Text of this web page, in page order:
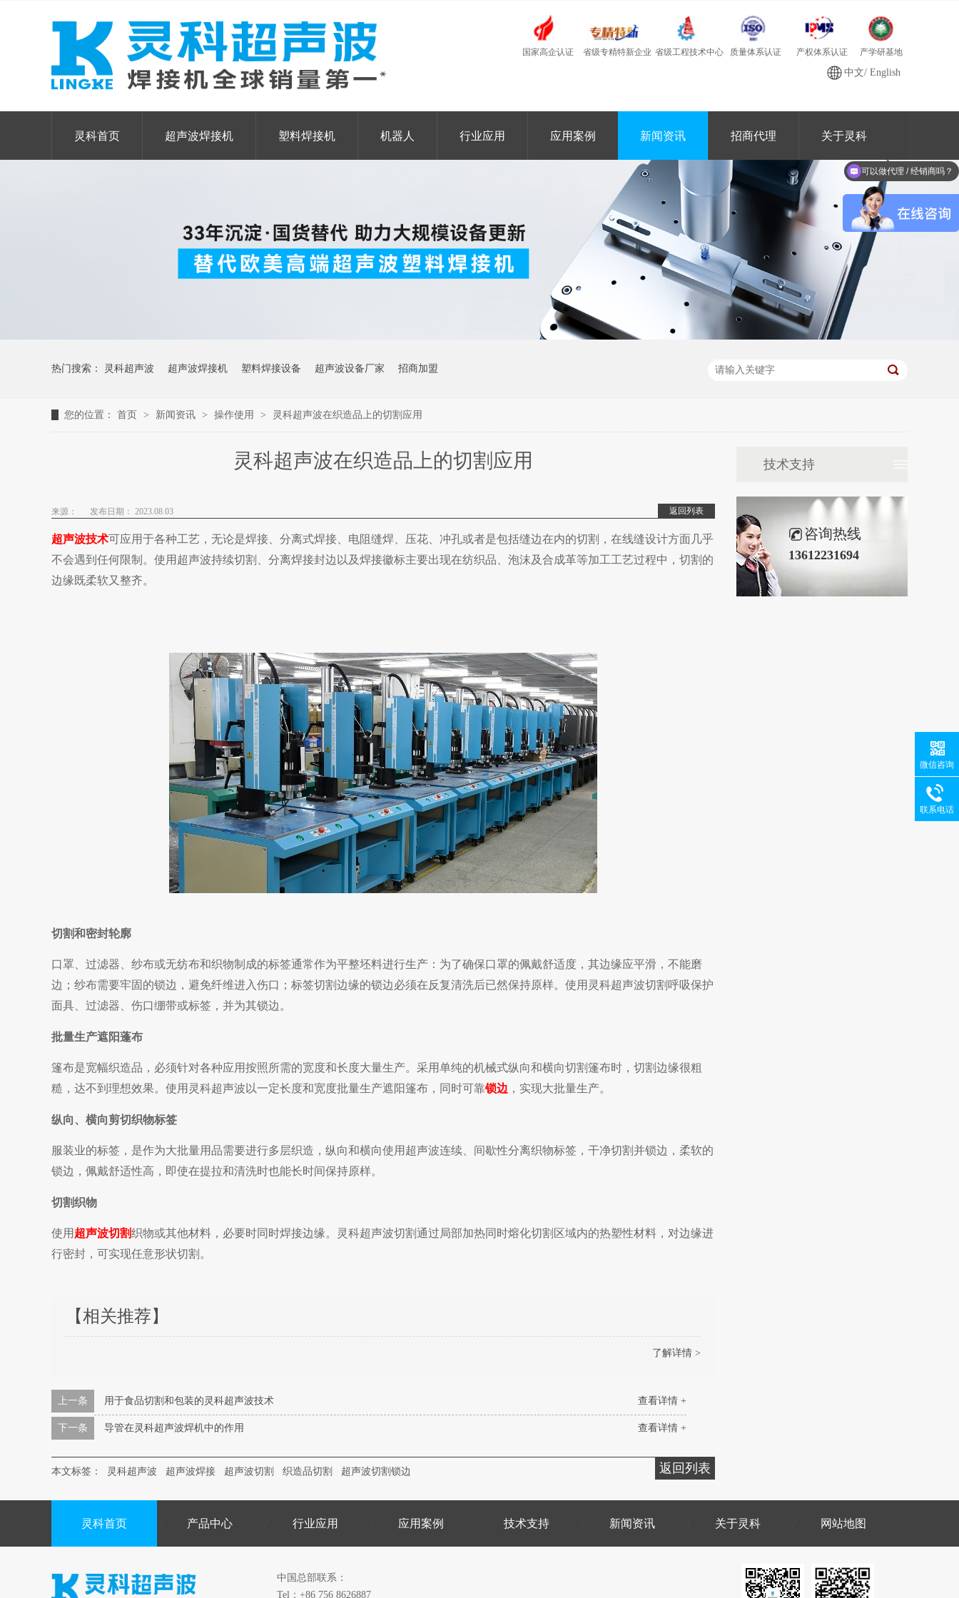
国家高企认证 省级专精特新企业 省级工程技术中心 质量体系认证 产权体系认证 产学研基地
中文/English
灵科首页 超声波焊接机 塑料焊接机 机器人 行业应用 应用案例 新闻资讯 招商代理 关于灵科
热门搜索： 灵科超声波 超声波焊接机 塑料焊接设备 超声波设备厂家 招商加盟
您的位置： 首页 > 新闻资讯 > 操作使用 > 灵科超声波在织造品上的切割应用
灵科超声波在织造品上的切割应用
返回列表
来源： 发布日期： 2023.08.03
超声波技术可应用于各种工艺，无论是焊接、分离式焊接、电阻缝焊、压花、冲孔或者是包括缝边在内的切割，在线缝设计方面几乎
不会遇到任何限制。使用超声波持续切割、分离焊接封边以及焊接徽标主要出现在纺织品、泡沫及合成革等加工工艺过程中，切割的
边缘既柔软又整齐。
切割和密封轮廓
口罩、过滤器、纱布或无纺布和织物制成的标签通常作为平整坯料进行生产：为了确保口罩的佩戴舒适度，其边缘应平滑，不能磨
边；纱布需要牢固的锁边，避免纤维进入伤口；标签切割边缘的锁边必须在反复清洗后已然保持原样。使用灵科超声波切割呼吸保护
面具、过滤器、伤口绷带或标签，并为其锁边。
批量生产遮阳蓬布
篷布是宽幅织造品，必须针对各种应用按照所需的宽度和长度大量生产。采用单纯的机械式纵向和横向切割篷布时，切割边缘很粗
糙，达不到理想效果。使用灵科超声波以一定长度和宽度批量生产遮阳篷布，同时可靠锁边 ，实现大批量生产。
纵向、横向剪切织物标签
服装业的标签，是作为大批量用品需要进行多层织造，纵向和横向使用超声波连续、间歇性分离织物标签，干净切割并锁边，柔软的
锁边，佩戴舒适性高，即使在提拉和清洗时也能长时间保持原样。
切割织物
使用 超声波切割织物或其他材料，必要时同时焊接边缘。灵科超声波切割通过局部加热同时熔化切割区域内的热塑性材料，对边缘进
行密封，可实现任意形状切割。
【相关推荐】
了解详情 >
查看详情 +
上一条 用于食品切割和包装的灵科超声波技术
查看详情 +
下一条 导管在灵科超声波焊机中的作用
返回列表
本文标签： 灵科超声波 超声波焊接 超声波切割 织造品切割 超声波切割锁边
技术支持
咨询热线
13612231694
灵科首页 产品中心 行业应用 应用案例 技术支持 新闻资讯 关于灵科 网站地图
中国总部联系：
Tel：+86 756 8626887
微信咨询
联系电话
可以做代理 / 经销商吗？